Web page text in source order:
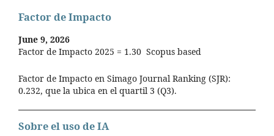
Factor de Impacto
June 9, 2026
Factor de Impacto 2025 = 1.30 Scopus based
Factor de Impacto en Simago Journal Ranking (SJR):
0.232, que la ubica en el quartil 3 (Q3).
Sobre el uso de IA